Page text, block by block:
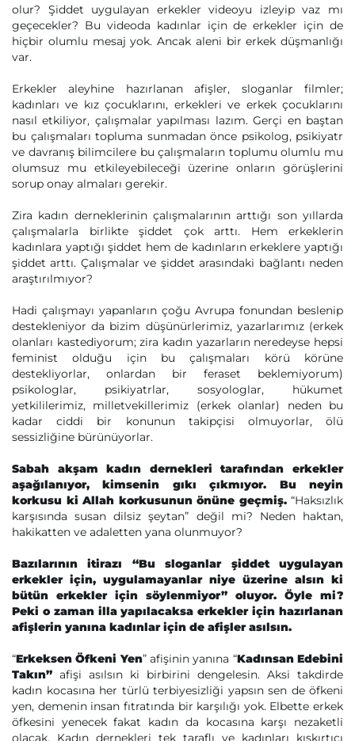
olur? Şiddet uygulayan erkekler videoyu izleyip vaz mı
geçecekler? Bu videoda kadınlar için de erkekler için de
hiçbir olumlu mesaj yok. Ancak aleni bir erkek düşmanlığı
var.
Erkekler aleyhine hazırlanan afişler, sloganlar filmler;
kadınları ve kız çocuklarını, erkekleri ve erkek çocuklarını
nasıl etkiliyor, çalışmalar yapılması lazım. Gerçi en baştan
bu çalışmaları topluma sunmadan önce psikolog, psikiyatr
ve davranış bilimcilere bu çalışmaların toplumu olumlu mu
olumsuz mu etkileyebileceği üzerine onların görüşlerini
sorup onay almaları gerekir.
Zira kadın derneklerinin çalışmalarının arttığı son yıllarda
çalışmalarla birlikte şiddet çok arttı. Hem erkeklerin
kadınlara yaptığı şiddet hem de kadınların erkeklere yaptığı
şiddet arttı. Çalışmalar ve şiddet arasındaki bağlantı neden
araştırılmıyor?
Hadi çalışmayı yapanların çoğu Avrupa fonundan beslenip
destekleniyor da bizim düşünürlerimiz, yazarlarımız (erkek
olanları kastediyorum; zira kadın yazarların neredeyse hepsi
feminist olduğu için bu çalışmaları körü körüne
destekliyorlar, onlardan bir feraset beklemiyorum)
psikologlar, psikiyatrlar, sosyologlar, hükumet
yetkililerimiz, milletvekillerimiz (erkek olanlar) neden bu
kadar ciddi bir konunun takipçisi olmuyorlar, ölü
sessizliğine bürünüyorlar.
Sabah akşam kadın dernekleri tarafından erkekler
aşağılanıyor, kimsenin gıkı çıkmıyor. Bu neyin
korkusu ki Allah korkusunun önüne geçmiş.“Haksızlık
karşısında susan dilsiz şeytan” değil mi? Neden haktan,
hakikatten ve adaletten yana olunmuyor?
Bazılarının itirazı “Bu sloganlar şiddet uygulayan
erkekler için, uygulamayanlar niye üzerine alsın ki
bütün erkekler için söylenmiyor” oluyor. Öyle mi?
Peki o zaman illa yapılacaksa erkekler için hazırlanan
afişlerin yanına kadınlar için de afişler asılsın.
“Erkeksen Öfkeni Yen” afişinin yanına “Kadınsan Edebini
Takın” afişi asılsın ki birbirini dengelesin. Aksi takdirde
kadın kocasına her türlü terbiyesizliği yapsın sen de öfkeni
yen, demenin insan fıtratında bir karşılığı yok. Elbette erkek
öfkesini yenecek fakat kadın da kocasına karşı nezaketli
olacak. Kadın dernekleri tek taraflı ve kadınları kışkırtıcı